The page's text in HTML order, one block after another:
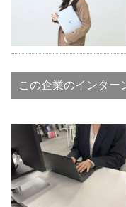
この企業のインター